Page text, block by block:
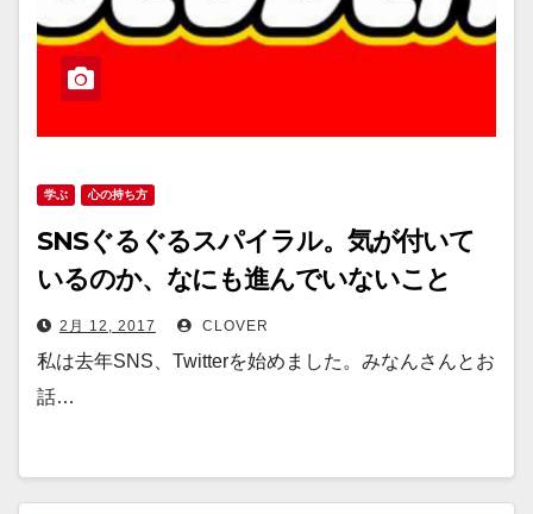
学ぶ 心の持ち方
SNSぐるぐるスパイラル。気が付いて
いるのか、なにも進んでいないこと
に。2月 12, 2017 CLOVER
私は去年SNS、Twitterを始めました。みなんさんとお
話…